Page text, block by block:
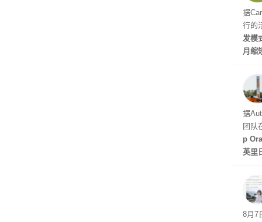
的做
据
行的
发模
月缩
天
据
团队
p
英里
起
8月7